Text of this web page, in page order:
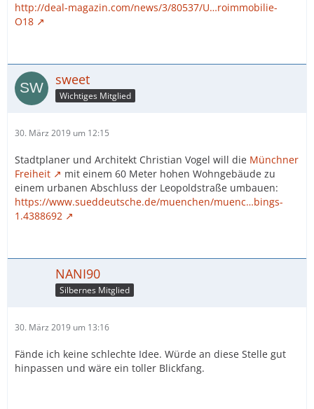
http://deal-magazin.com/news/3/80537/U…roimmobilie-
O18
sweet
Wichtiges Mitglied
30. März 2019 um 12:15
Stadtplaner und Architekt Christian Vogel will die Münchner
Freiheit
mit einem 60 Meter hohen Wohngebäude zu
einem urbanen Abschluss der Leopoldstraße umbauen:
https://www.sueddeutsche.de/muenchen/muenc…bings-
1.4388692
NANI90
Silbernes Mitglied
30. März 2019 um 13:16
Fände ich keine schlechte Idee. Würde an diese Stelle gut
hinpassen und wäre ein toller Blickfang.